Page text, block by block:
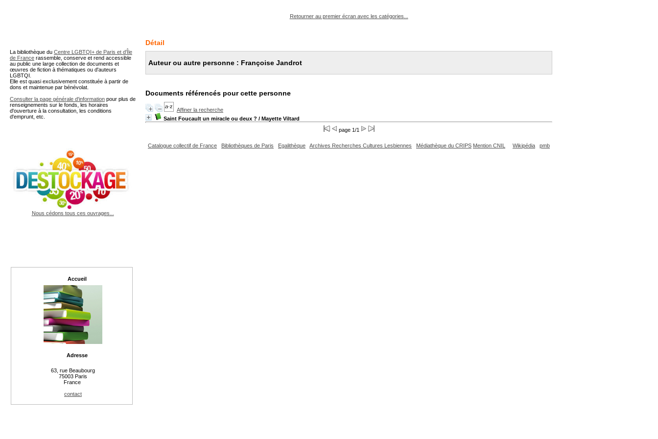
Retourner au premier écran avec les catégories...
Détail
Auteur ou autre personne : Françoise Jandrot
Documents référencés pour cette personne
Affiner la recherche
Saint Foucault un miracle ou deux ? / Mayette Viltard
page 1/1
Catalogue collectif de France Bibliothèques de Paris Egalithèque Archives Recherches Cultures Lesbiennes Médiathèque du CRIPS Mention CNIL Wikipédia pmb
La bibliothèque du Centre LGBTQI+ de Paris et d'Île
de France rassemble, conserve et rend accessible
au public une large collection de documents et
œuvres de fiction à thématiques ou d'auteurs
LGBTQI.
Elle est quasi exclusivement constituée à partir de
dons et maintenue par bénévolat.
Consulter la page générale d'information pour plus de
renseignements sur le fonds, les horaires
d'ouverture à la consultation, les conditions
d'emprunt, etc.
Nous cédons tous ces ouvrages...
Accueil
Adresse
63, rue Beaubourg
75003 Paris
France
contact